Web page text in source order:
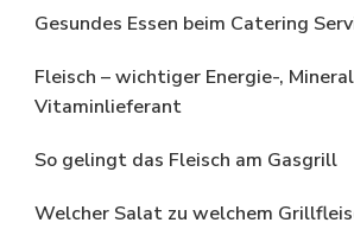
Gesundes Essen beim Catering
Fleisch – wichtiger Energie-,
Vitaminlieferant
So gelingt das Fleisch am Gasgrill
Welcher Salat zu welchem